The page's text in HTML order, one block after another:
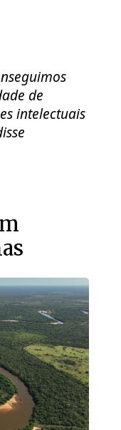
de
intelectuais